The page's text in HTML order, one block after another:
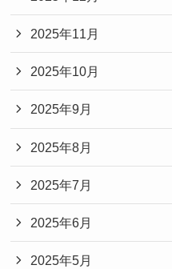
2025年11月
2025年10月
2025年9月
2025年8月
2025年7月
2025年6月
2025年5月